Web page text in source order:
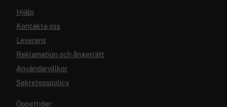
Hjälp
Kontakta oss
Leverans
Reklamation och ångerrätt
Användarvillkor
Sekretesspolicy
Öppettider: